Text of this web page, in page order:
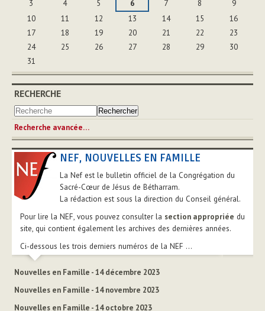
3
4 5 6 7 8
9
10
11 12 13 14 15
16
17
18 19 20 21 22
23
24
25 26 27 28 29
30
31
RECHERCHE
Recherche avancée…
NEF, NOUVELLES EN FAMILLE
La Nef est le bulletin officiel de la Congrégation du
Sacré-Cœur de Jésus de Bétharram.
La rédaction est sous la direction du Conseil général.
Pour lire la NEF, vous pouvez consulter la section appropriée du
site, qui contient également les archives des dernières années.
Ci-dessous les trois derniers numéros de la NEF ...
Nouvelles en Famille - 14 décembre 2023
Nouvelles en Famille - 14 novembre 2023
Nouvelles en Famille - 14 octobre 2023